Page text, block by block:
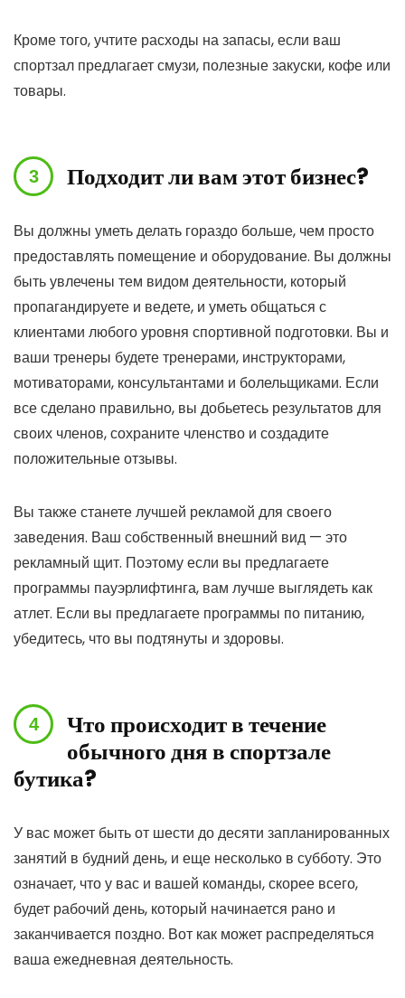
Кроме того, учтите расходы на запасы, если ваш
спортзал предлагает смузи, полезные закуски, кофе или
товары.
Подходит ли вам этот бизнес?
Вы должны уметь делать гораздо больше, чем просто
предоставлять помещение и оборудование. Вы должны
быть увлечены тем видом деятельности, который
пропагандируете и ведете, и уметь общаться с
клиентами любого уровня спортивной подготовки. Вы и
ваши тренеры будете тренерами, инструкторами,
мотиваторами, консультантами и болельщиками. Если
все сделано правильно, вы добьетесь результатов для
своих членов, сохраните членство и создадите
положительные отзывы.
Вы также станете лучшей рекламой для своего
заведения. Ваш собственный внешний вид — это
рекламный щит. Поэтому если вы предлагаете
программы пауэрлифтинга, вам лучше выглядеть как
атлет. Если вы предлагаете программы по питанию,
убедитесь, что вы подтянуты и здоровы.
Что происходит в течение
обычного дня в спортзале
бутика?
У вас может быть от шести до десяти запланированных
занятий в будний день, и еще несколько в субботу. Это
означает, что у вас и вашей команды, скорее всего,
будет рабочий день, который начинается рано и
заканчивается поздно. Вот как может распределяться
ваша ежедневная деятельность.